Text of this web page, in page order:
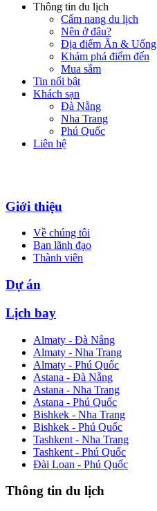
Thông tin du lịch
Cẩm nang du lịch
Nên ở đâu?
Địa điểm Ăn & Uống
Khám phá điểm đến
Mua sắm
Tin nổi bật
Khách sạn
Đà Nẵng
Nha Trang
Phú Quốc
Liên hệ
Giới thiệu
Về chúng tôi
Ban lãnh đạo
Thành viên
Dự án
Lịch bay
Almaty - Đà Nẵng
Almaty - Nha Trang
Almaty - Phú Quốc
Astana - Đà Nẵng
Astana - Nha Trang
Astana - Phú Quốc
Bishkek - Nha Trang
Bishkek - Phú Quốc
Tashkent - Nha Trang
Tashkent - Phú Quốc
Đài Loan - Phú Quốc
Thông tin du lịch